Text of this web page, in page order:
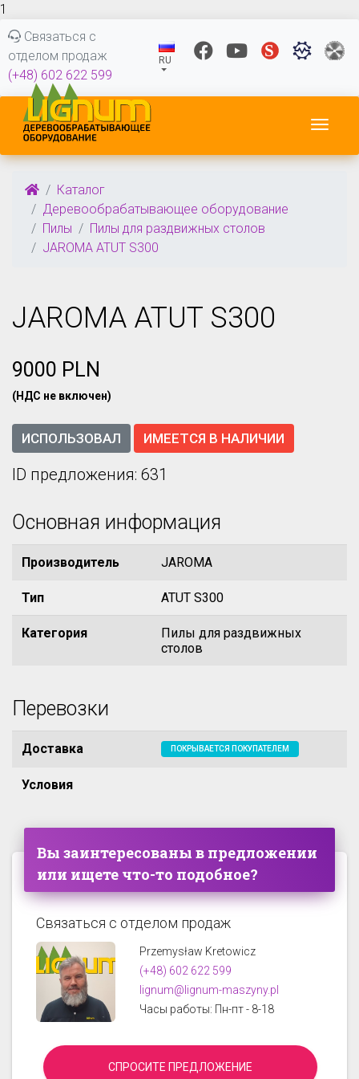
1
Связаться с
отделом продаж
(+48) 602 622 599
RU
Каталог
Деревообрабатывающее оборудование
Пилы
Пилы для раздвижных столов
JAROMA ATUT S300
JAROMA ATUT S300
9000 PLN
(НДС не включен)
ИСПОЛЬЗОВАЛ ИМЕЕТСЯ В НАЛИЧИИ
ID предложения: 631
Основная информация
Производитель JAROMA
Тип ATUT S300
Категория
Пилы для раздвижных
столов
Перевозки
Доставка ПОКРЫВАЕТСЯ ПОКУПАТЕЛЕМ
Условия
Вы заинтересованы в предложении
или ищете что-то подобное?
Связаться с отделом продаж
Przemysław Kretowicz
(+48) 602 622 599
lignum@lignum-maszyny.pl
Часы работы: Пн-пт - 8-18
СПРОСИТЕ ПРЕДЛОЖЕНИЕ